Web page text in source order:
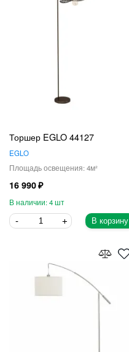
Торшер EGLO 44127
EGLO
4
16 990
4
В корзину